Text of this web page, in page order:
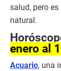
salud, pero
natural.
enero al
Acuario, una